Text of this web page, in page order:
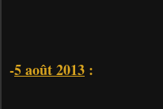
-5 août 2013 :